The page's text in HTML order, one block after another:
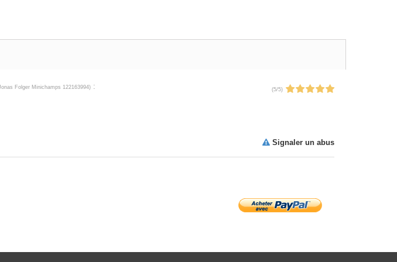
Folger Minichamps 122163994) : (5/5)
Signaler un abus